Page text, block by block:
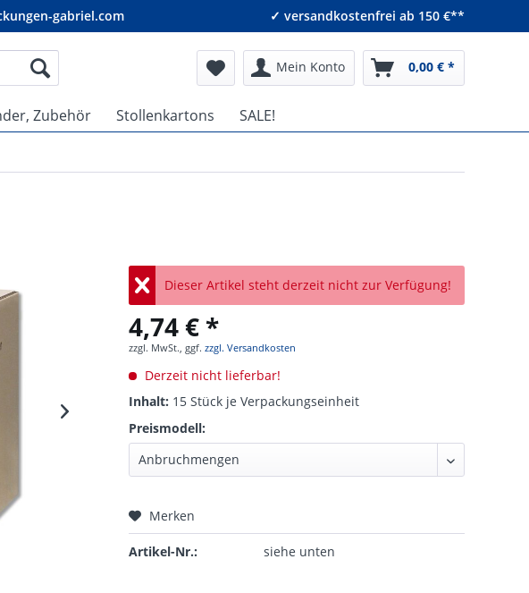
gabriel.com ✓ versandkostenfrei ab 150 €**
Mein Konto 0,00 € *
Zubehör Stollenkartons SALE!
Dieser Artikel steht derzeit nicht zur Verfügung!
4,74 € *
zzgl. MwSt., ggf. zzgl. Versandkosten
Derzeit nicht lieferbar!
Inhalt: 15 Stück je Verpackungseinheit
Preismodell:
Merken
Artikel-Nr.: siehe unten